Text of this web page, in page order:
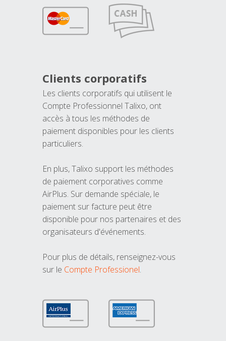
Clients corporatifs
Les clients corporatifs qui utilisent le
Compte Professionnel Talixo, ont
accès à tous les méthodes de
paiement disponibles pour les clients
particuliers.
En plus, Talixo support les méthodes
de paiement corporatives comme
AirPlus. Sur demande spéciale, le
paiement sur facture peut être
disponible pour nos partenaires et des
organisateurs d'événements.
Pour plus de détails, renseignez-vous
sur le Compte Professionel.